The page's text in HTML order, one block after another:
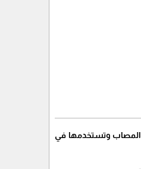
المصاب وتستخدمها في